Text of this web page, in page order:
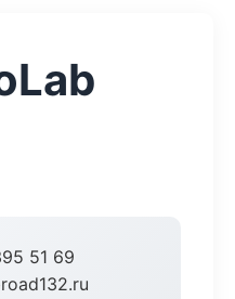
51 69